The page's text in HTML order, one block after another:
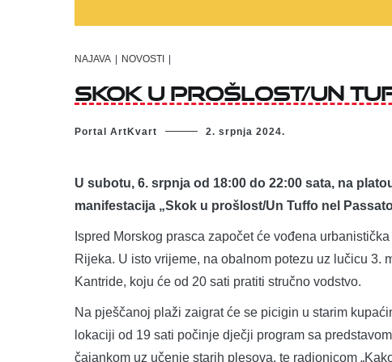
NAJAVA NOVOSTI
SKOK U PROŠLOST/UN
Portal ArtKvart 2. srpnja 2024.
U subotu, 6. srpnja od 18:00 do 22:00 sata, na
manifestacija „Skok u prošlost/Un Tuffo nel
Ispred Morskog prasca započet će vođena
Rijeka. U isto vrijeme, na obalnom potezu uz lučicu 3.
Kantride, koju će od 20 sati pratiti stručno vodstvo.
Na pješčanoj plaži zaigrat će se picigin u starim
lokaciji od 19 sati počinje dječji program sa
čajankom uz učenje starih plesova, te radionicom